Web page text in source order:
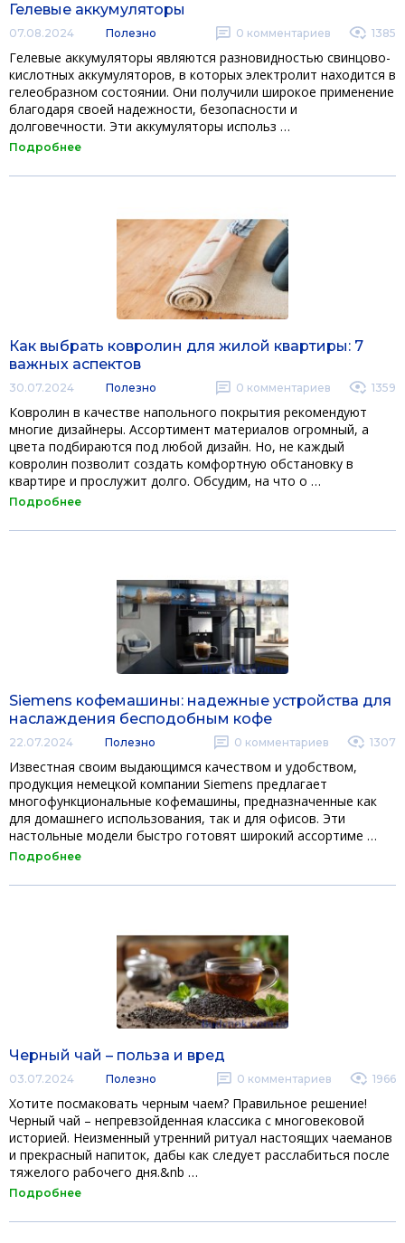
Гелевые аккумуляторы
07.08.2024 Полезно 0 комментариев 1385
Гелевые аккумуляторы являются разновидностью свинцово-
кислотных аккумуляторов, в которых электролит находится в
гелеобразном состоянии. Они получили широкое применение
благодаря своей надежности, безопасности и
долговечности. Эти аккумуляторы использ …
Подробнее
Как выбрать ковролин для жилой квартиры: 7
важных аспектов
30.07.2024 Полезно 0 комментариев 1359
Ковролин в качестве напольного покрытия рекомендуют
многие дизайнеры. Ассортимент материалов огромный, а
цвета подбираются под любой дизайн. Но, не каждый
ковролин позволит создать комфортную обстановку в
квартире и прослужит долго. Обсудим, на что о …
Подробнее
Siemens кофемашины: надежные устройства для
наслаждения бесподобным кофе
22.07.2024 Полезно 0 комментариев 1307
Известная своим выдающимся качеством и удобством,
продукция немецкой компании Siemens предлагает
многофункциональные кофемашины, предназначенные как
для домашнего использования, так и для офисов. Эти
настольные модели быстро готовят широкий ассортиме …
Подробнее
Черный чай – польза и вред
03.07.2024 Полезно 0 комментариев 1966
Хотите посмаковать черным чаем? Правильное решение!
Черный чай – непревзойденная классика с многовековой
историей. Неизменный утренний ритуал настоящих чаеманов
и прекрасный напиток, дабы как следует расслабиться после
тяжелого рабочего дня.&nb …
Подробнее